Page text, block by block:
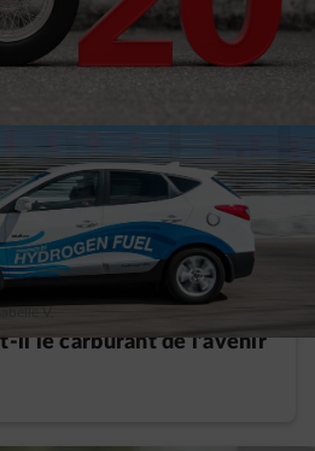
de la mobilité
V.
il le carburant de l’avenir